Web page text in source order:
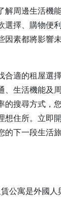
解周邊生活機
選擇、購物便
因素都將影響
合適的租屋選
、生活機能及
的搜尋方式，
想住所。立即
下一段生活旅
公寓是外國